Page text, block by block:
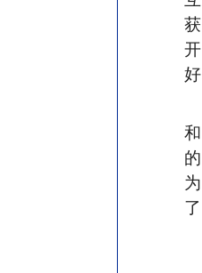
好